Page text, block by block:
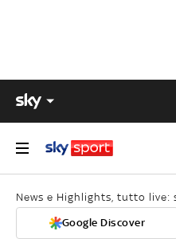
News e Highlights, tutto live:
Google Discover